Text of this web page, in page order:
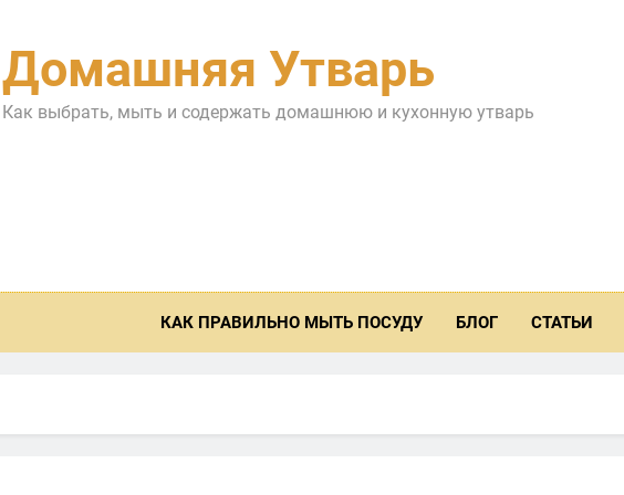
Домашняя Утварь
Как выбрать, мыть и содержать домашнюю и кухонную утварь
КАК ПРАВИЛЬНО МЫТЬ ПОСУДУ БЛОГ СТАТЬИ